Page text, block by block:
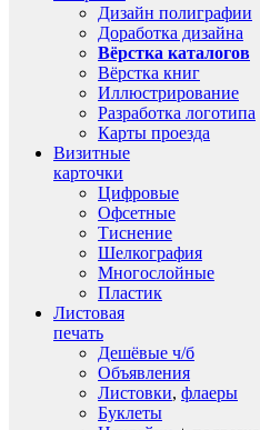
Дизайн полиграфии
Доработка дизайна
Вёрстка каталогов
Вёрстка книг
Иллюстрирование
Разработка логотипа
Карты проезда
Визитные
карточки
Цифровые
Офсетные
Тиснение
Шелкография
Многослойные
Пластик
Листовая
печать
Дешёвые ч/б
Объявления
Листовки, флаеры
Буклеты